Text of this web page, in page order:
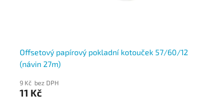
Offsetový papírový pokladní kotouček 57/60/12
(návin 27m)
9 Kč bez DPH
11 Kč